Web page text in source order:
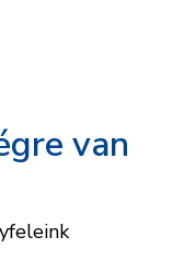
van